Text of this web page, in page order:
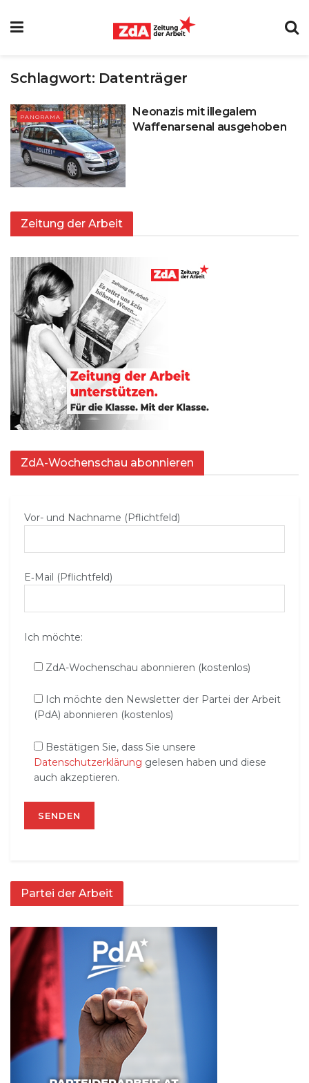
Schlagwort: Datenträger
PANORAMA
Neonazis mit illegalem
Waffenarsenal ausgehoben
Zeitung der Arbeit
ZdA-Wochenschau abonnieren
Vor- und Nachname (Pflichtfeld)
E‑Mail (Pflichtfeld)
Ich möchte:
ZdA-Wochenschau abonnieren (kostenlos)
Ich möchte den Newsletter der Partei der Arbeit
(PdA) abonnieren (kostenlos)
Bestätigen Sie, dass Sie unsere
Datenschutzerklärung gelesen haben und diese
auch akzeptieren.
Partei der Arbeit